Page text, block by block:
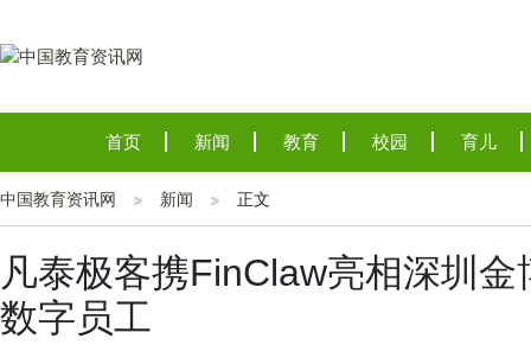
首页 新闻 教育 校园 育儿
中国教育资讯网 新闻 正文
凡泰极客携FinClaw亮相深圳
数字员工